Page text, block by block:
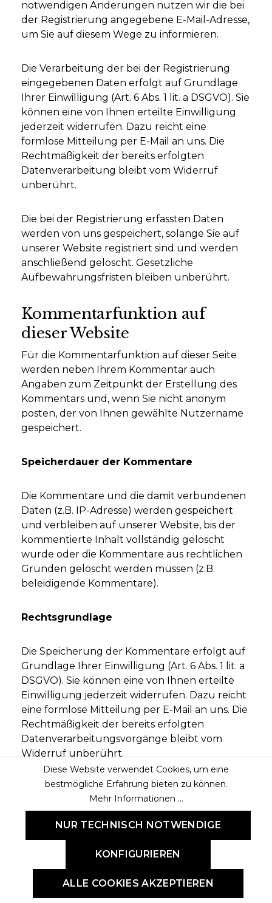
notwendigen Änderungen nutzen wir die bei
der Registrierung angegebene E-Mail-Adresse,
um Sie auf diesem Wege zu informieren.
Die Verarbeitung der bei der Registrierung
eingegebenen Daten erfolgt auf Grundlage
Ihrer Einwilligung (Art. 6 Abs. 1 lit. a DSGVO). Sie
können eine von Ihnen erteilte Einwilligung
jederzeit widerrufen. Dazu reicht eine
formlose Mitteilung per E-Mail an uns. Die
Rechtmäßigkeit der bereits erfolgten
Datenverarbeitung bleibt vom Widerruf
unberührt.
Die bei der Registrierung erfassten Daten
werden von uns gespeichert, solange Sie auf
unserer Website registriert sind und werden
anschließend gelöscht. Gesetzliche
Aufbewahrungsfristen bleiben unberührt.
Kommentarfunktion auf
dieser Website
Für die Kommentarfunktion auf dieser Seite
werden neben Ihrem Kommentar auch
Angaben zum Zeitpunkt der Erstellung des
Kommentars und, wenn Sie nicht anonym
posten, der von Ihnen gewählte Nutzername
gespeichert.
Speicherdauer der Kommentare
Die Kommentare und die damit verbundenen
Daten (z.B. IP-Adresse) werden gespeichert
und verbleiben auf unserer Website, bis der
kommentierte Inhalt vollständig gelöscht
wurde oder die Kommentare aus rechtlichen
Gründen gelöscht werden müssen (z.B.
beleidigende Kommentare).
Rechtsgrundlage
Die Speicherung der Kommentare erfolgt auf
Grundlage Ihrer Einwilligung (Art. 6 Abs. 1 lit. a
DSGVO). Sie können eine von Ihnen erteilte
Einwilligung jederzeit widerrufen. Dazu reicht
eine formlose Mitteilung per E-Mail an uns. Die
Rechtmäßigkeit der bereits erfolgten
Datenverarbeitungsvorgänge bleibt vom
Widerruf unberührt.
Verarbeiten von Daten
(Kunden- und Vertragsdaten)
Wir erheben, verarbeiten und nutzen
die Begründung, inhaltliche Ausgestaltung
erforderlich sind (Bestandsdaten). Dies erfolgt
Diese Website verwendet Cookies, um eine
bestmögliche Erfahrung bieten zu können.
Mehr Informationen ...
NUR TECHNISCH NOTWENDIGE
KONFIGURIEREN
ALLE COOKIES AKZEPTIEREN